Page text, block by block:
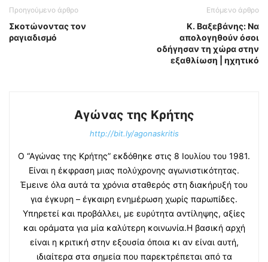
Προηγούμενο άρθρο
Σκοτώνοντας τον
ραγιαδισμό
Επόμενο άρθρο
Κ. Βαξεβάνης: Να
απολογηθούν όσοι
οδήγησαν τη χώρα στην
εξαθλίωση | ηχητικό
Αγώνας της Κρήτης
http://bit.ly/agonaskritis
Ο “Αγώνας της Κρήτης” εκδόθηκε στις 8 Ιουλίου του 1981.
Είναι η έκφραση μιας πολύχρονης αγωνιστικότητας.
Έμεινε όλα αυτά τα χρόνια σταθερός στη διακήρυξή του
για έγκυρη – έγκαιρη ενημέρωση χωρίς παρωπίδες.
Υπηρετεί και προβάλλει, με ευρύτητα αντίληψης, αξίες
και οράματα για μία καλύτερη κοινωνία.Η βασική αρχή
είναι η κριτική στην εξουσία όποια κι αν είναι αυτή,
ιδιαίτερα στα σημεία που παρεκτρέπεται από τα